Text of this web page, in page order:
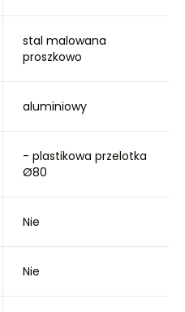
stal malowana
proszkowo
aluminiowy
- plastikowa przelotka
Ø80
Nie
Nie